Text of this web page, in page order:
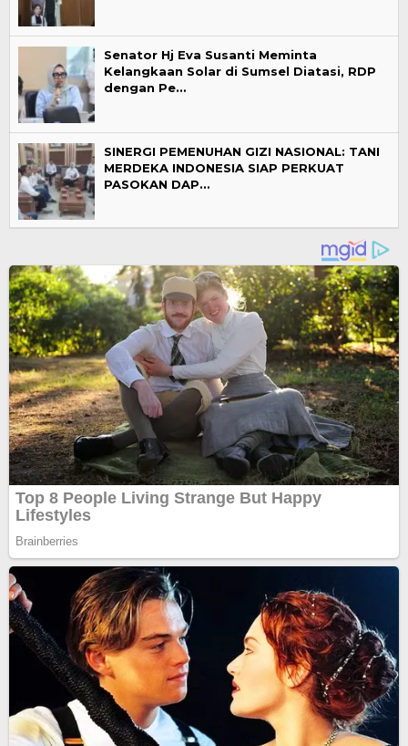
Senator Hj Eva Susanti Meminta
Kelangkaan Solar di Sumsel Diatasi, RDP
dengan Pe…
SINERGI PEMENUHAN GIZI NASIONAL: TANI
MERDEKA INDONESIA SIAP PERKUAT
PASOKAN DAP…